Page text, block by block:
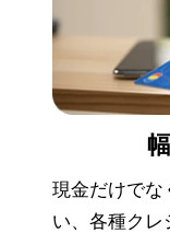
現金だけでな
い、各種クレ